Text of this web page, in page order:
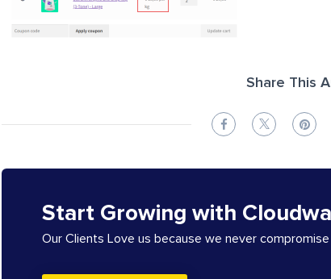
Share This
Start Growing with
Our Clients Love us because we never